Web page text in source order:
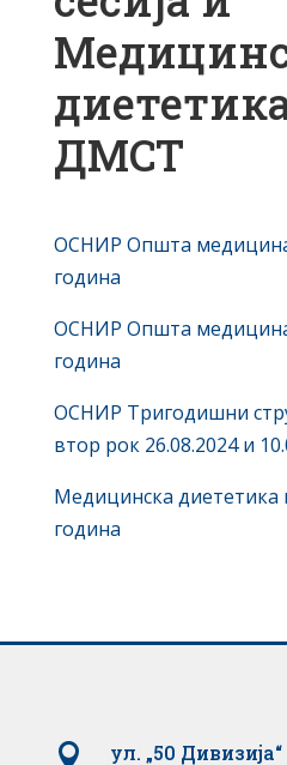
ДМСТ
ОСНИР Општа медицина
година
ОСНИР Општа медицина
година
ОСНИР Тригодишни
втор рок 26.08.2024 и
Медицинска диететика
година
 ул. „50